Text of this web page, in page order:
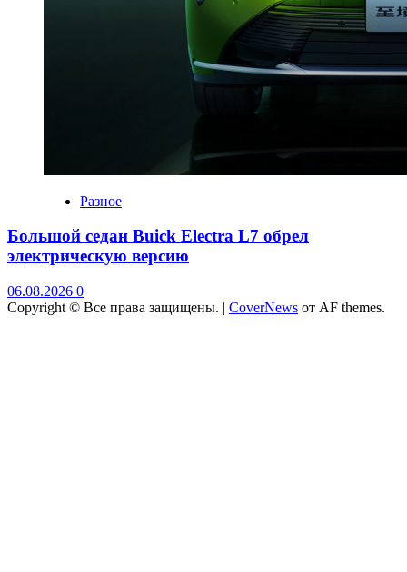
Разное
Большой седан Buick Electra L7 обрел
электрическую версию
06.08.2026 0
Copyright © Все права защищены. | CoverNews от AF themes.